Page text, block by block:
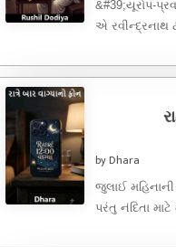
&#39;યૂરોપ-
એ રવીન્દ્રનાથ
by Dhara
જુલાઈ
પરંતુ નંદિતા